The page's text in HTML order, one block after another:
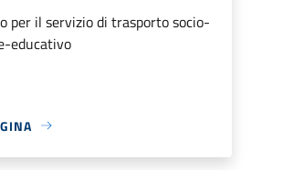
per il servizio di trasporto socio-
educativo